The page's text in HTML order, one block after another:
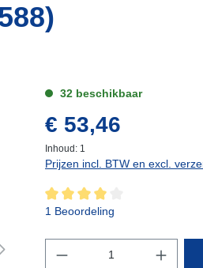
32 beschikbaar
€ 53,46
Inhoud: 1
Prijzen incl. BTW en excl.
1 Beoordeling